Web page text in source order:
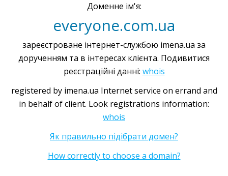
Доменне ім'я:
everyone.com.ua
зареєстроване інтернет-службою imena.ua за
дорученням та в інтересах клієнта. Подивитися
реєстраційні данні: whois
registered by imena.ua Internet service on errand and
in behalf of client. Look registrations information:
whois
Як правильно підібрати домен?
How correctly to choose a domain?